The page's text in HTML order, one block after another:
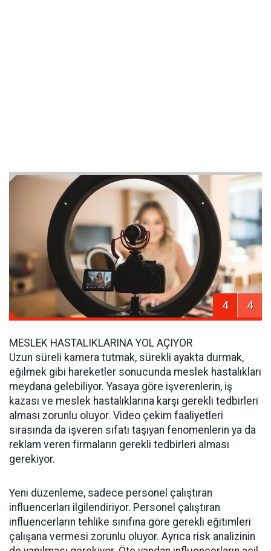
4 4
MESLEK HASTALIKLARINA YOL AÇIYOR
Uzun süreli kamera tutmak, sürekli ayakta durmak,
eğilmek gibi hareketler sonucunda meslek hastalıkları
meydana gelebiliyor. Yasaya göre işverenlerin, iş
kazası ve meslek hastalıklarına karşı gerekli tedbirleri
alması zorunlu oluyor. Video çekim faaliyetleri
sırasında da işveren sıfatı taşıyan fenomenlerin ya da
reklam veren firmaların gerekli tedbirleri alması
gerekiyor.
Yeni düzenleme, sadece personel çalıştıran
influencerları ilgilendiriyor. Personel çalıştıran
influencerların tehlike sınıfına göre gerekli eğitimleri
çalışana vermesi zorunlu oluyor. Ayrıca risk analizinin